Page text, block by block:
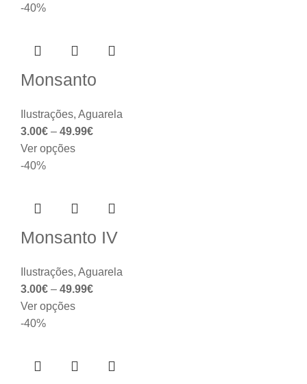
-40%
Monsanto
Ilustrações, Aguarela
3.00€ – 49.99€
Ver opções
-40%
Monsanto IV
Ilustrações, Aguarela
3.00€ – 49.99€
Ver opções
-40%